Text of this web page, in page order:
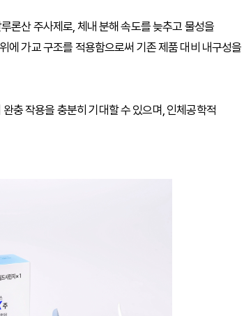
론산 주사제로, 체내 분해 속도를 늦추고 물성을
에 가교 구조를 적용함으로써 기존 제품 대비 내구성을
충 작용을 충분히 기대할 수 있으며, 인체공학적